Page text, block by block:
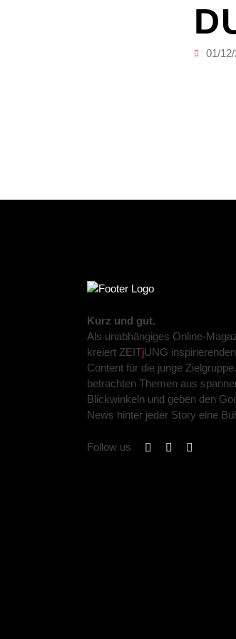
01/
Kurz und gut.
Als unabhängiges Online-
kreiert ZEITjUNG inspirierenden
Content für die junge
betrachten Themen aus
Blickwinkeln und geben den
News hinter jeder Story eine
Follow us